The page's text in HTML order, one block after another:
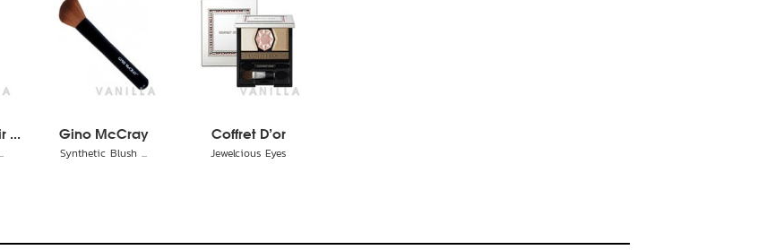
... Gino McCray
Synthetic Blush ...
Coffret D'or
Jewelcious Eyes